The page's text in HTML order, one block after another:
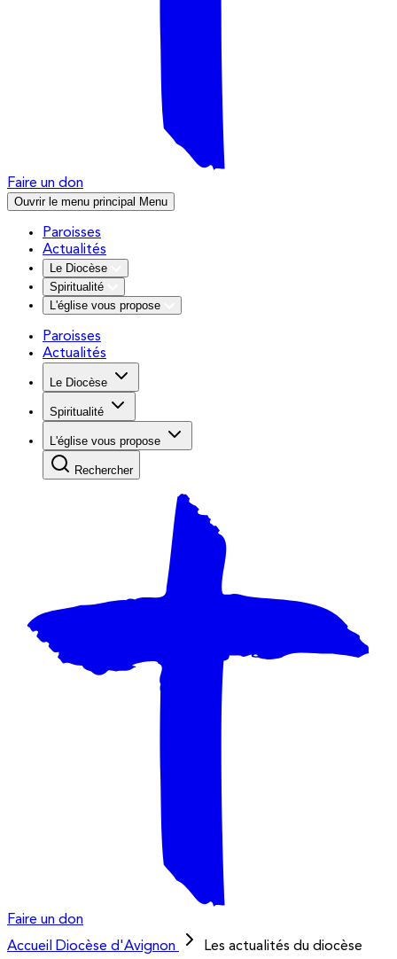
Faire un don
Ouvrir le menu principal Menu
Paroisses
Actualités
Le Diocèse
Spiritualité
L'église vous propose
Paroisses
Actualités
Le Diocèse
Spiritualité
L'église vous propose
Rechercher
Faire un don
Accueil
Diocèse d'Avignon Les actualités du diocèse